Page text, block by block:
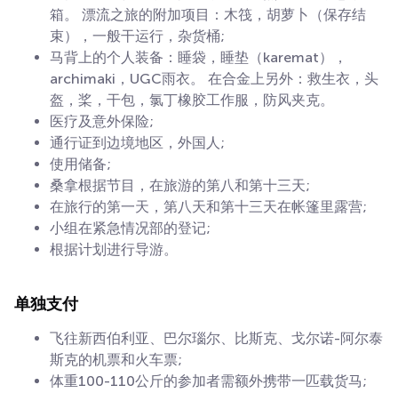
箱。 漂流之旅的附加项目：木筏，胡萝卜（保存结
束），一般干运行，杂货桶;
马背上的个人装备：睡袋，睡垫（karemat），
archimaki，UGC雨衣。 在合金上另外：救生衣，头
盔，桨，干包，氯丁橡胶工作服，防风夹克。
医疗及意外保险;
通行证到边境地区，外国人;
使用储备;
桑拿根据节目，在旅游的第八和第十三天;
在旅行的第一天，第八天和第十三天在帐篷里露营;
小组在紧急情况部的登记;
根据计划进行导游。
单独支付
飞往新西伯利亚、巴尔瑙尔、比斯克、戈尔诺-阿尔泰
斯克的机票和火车票;
体重100-110公斤的参加者需额外携带一匹载货马;